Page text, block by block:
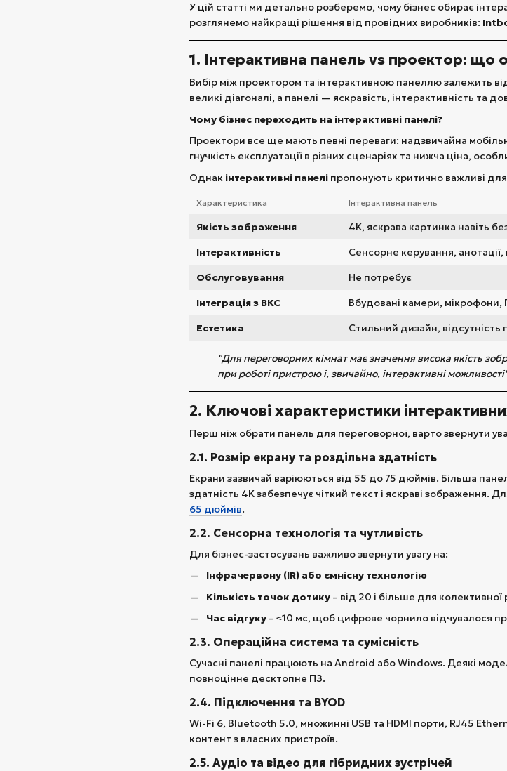
У цій статті ми детально розберемо, чому бізнес обирає
розглянемо найкращі рішення від провідних виробників:
1. Інтерактивна панель vs проектор: що
Вибір між проектором та інтерактивною панеллю залежить
великі діагоналі, а панелі — яскравість, інтерактивність та
Чому бізнес переходить на інтерактивні панелі?
Проектори все ще мають певні переваги: надзвичайна
гнучкість експлуатації в різних сценаріях та нижча ціна,
Однак інтерактивні панелі пропонують критично важливі для
Характеристика Інтерактивна панель
Якість зображення 4K, яскрава картинка навіть
Інтерактивність
Сенсорне керування, анотації,
Обслуговування
Не потребує
Інтеграція з ВКС
Вбудовані камери, мікрофони,
Естетика
Стильний дизайн, відсутність
"Для переговорних кімнат має значення висока якість
при роботі пристрою і, звичайно, інтерактивні
2. Ключові характеристики
Перш ніж обрати панель для переговорної, варто звернути
2.1. Розмір екрану та роздільна здатність
Екрани зазвичай варіюються від 55 до 75 дюймів. Більша
здатність 4K забезпечує чіткий текст і яскраві
65 дюймів.
2.2. Сенсорна технологія та чутливість
Для бізнес-застосувань важливо звернути увагу на:
Інфрачервону (IR) або ємнісну технологію
Кількість точок дотику – від 20 і більше для колективної
Час відгуку – ≤10 мс, щоб цифрове чорнило відчувалося
2.3. Операційна система та сумісність
Сучасні панелі працюють на Android або Windows. Деякі
повноцінне десктопне ПЗ.
2.4. Підключення та BYOD
Wi-Fi 6, Bluetooth 5.0, множинні USB та HDMI порти, RJ45
контент з власних пристроїв.
2.5. Аудіо та відео для гібридних зустрічей